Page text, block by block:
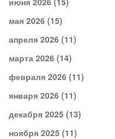
мая 2026 (15)
апреля 2026 (11)
марта 2026 (14)
февраля 2026 (11)
января 2026 (11)
декабря 2025 (13)
ноября 2025 (11)